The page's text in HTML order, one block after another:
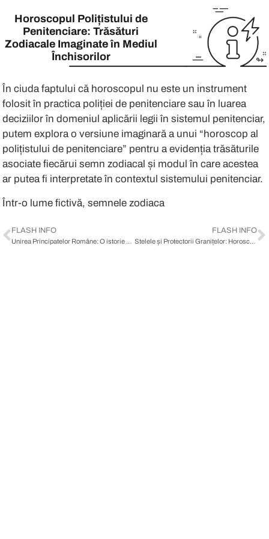
Horoscopul Polițistului de
Penitenciare: Trăsături
Zodiacale Imaginate în Mediul
Închisorilor
↬
În ciuda faptului că horoscopul nu
Într-o lume fictivă, semnele
Berbec (21 martie – 19 aprilie):
Polițistul de penitenciare Berbec
Taur (20 aprilie – 20 mai):
Polițistul de penitenciare Taur
Polițistul de penitenciare Gemeni
În ciuda faptului că horoscopul nu este un instrument
folosit în practica poliției de penitenciare sau în luarea
deciziilor în domeniul aplicării legii în sistemul penitenciar,
putem explora o versiune imaginară a unui “horoscop al
polițistului de penitenciare” pentru a evidenția trăsăturile
asociate fiecărui semn zodiacal și modul în care acestea
ar putea fi interpretate în contextul sistemului penitenciar.
Într-o lume fictivă, semnele zodiacale defi
FLASH INFO
Unirea Principatelor Române: O istorie a solidarității și identității naționale
FLASH INFO
Stelele și Protectorii Granițelor: Horoscopul Polițistului de Frontieră